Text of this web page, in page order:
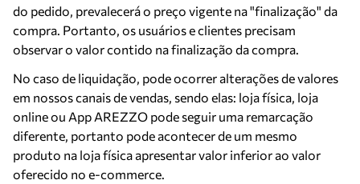
do pedido, prevalecerá o preço vigente na "finalização" da
compra. Portanto, os usuários e clientes precisam
observar o valor contido na finalização da compra.
No caso de liquidação, pode ocorrer alterações de valores
em nossos canais de vendas, sendo elas: loja física, loja
online ou App AREZZO pode seguir uma remarcação
diferente, portanto pode acontecer de um mesmo
produto na loja física apresentar valor inferior ao valor
oferecido no e-commerce.